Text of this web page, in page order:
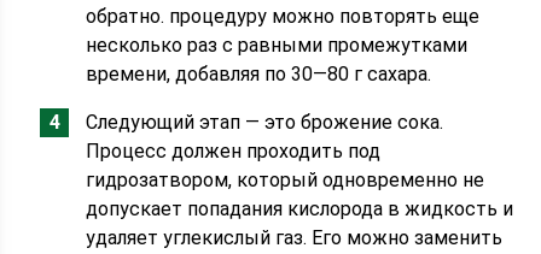
обратно. процедуру можно повторять еще
несколько раз с равными промежутками
времени, добавляя по 30—80 г сахара.
Следующий этап — это брожение сока.
Процесс должен проходить под
гидрозатвором, который одновременно не
допускает попадания кислорода в жидкость и
удаляет углекислый газ. Его можно заменить